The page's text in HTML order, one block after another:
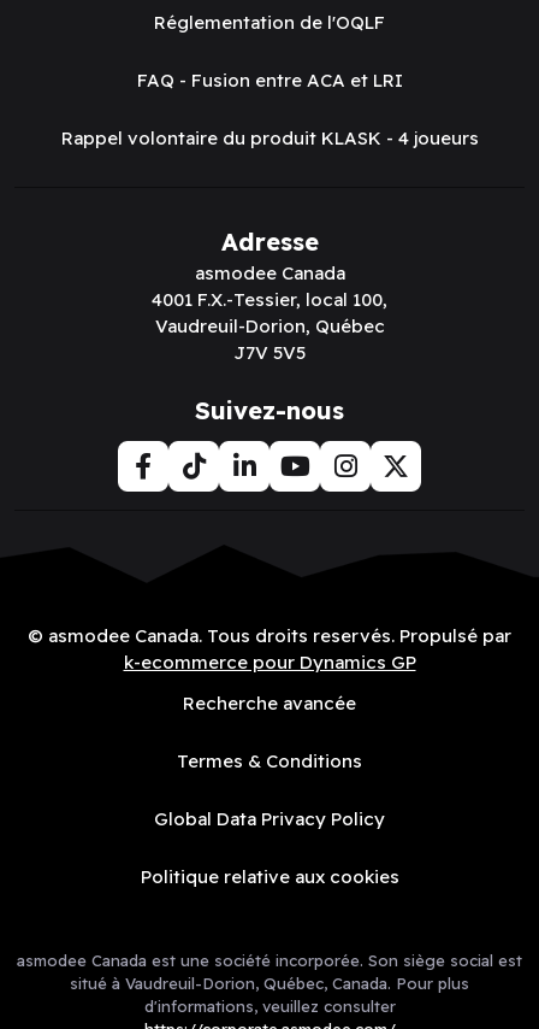
Réglementation de l'OQLF
FAQ - Fusion entre ACA et LRI
Rappel volontaire du produit KLASK - 4 joueurs
Adresse
asmodee Canada
4001 F.X.-Tessier, local 100,
Vaudreuil-Dorion, Québec
J7V 5V5
Suivez-nous
© asmodee Canada. Tous droits reservés. Propulsé par
k-ecommerce pour Dynamics GP
Recherche avancée
Termes & Conditions
Global Data Privacy Policy
Politique relative aux cookies
asmodee Canada est une société incorporée. Son siège social est
situé à Vaudreuil-Dorion, Québec, Canada. Pour plus
d'informations, veuillez consulter